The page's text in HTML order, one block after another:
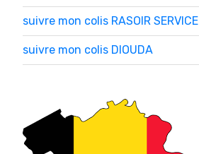
suivre mon colis RASOIR SERVICE
suivre mon colis DIOUDA